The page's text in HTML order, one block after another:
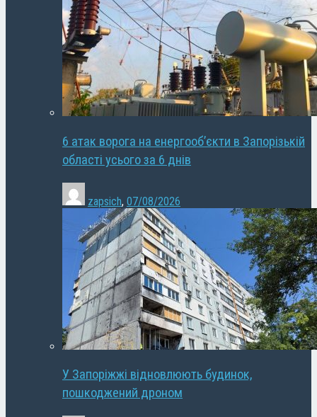
6 атак ворога на енергооб’єкти в Запорізькій
області усього за 6 днів
zapsich, 07/08/2026
У Запоріжжі відновлюють будинок,
пошкоджений дроном